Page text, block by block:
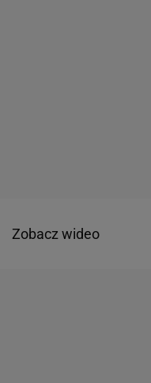
Zobacz wideo